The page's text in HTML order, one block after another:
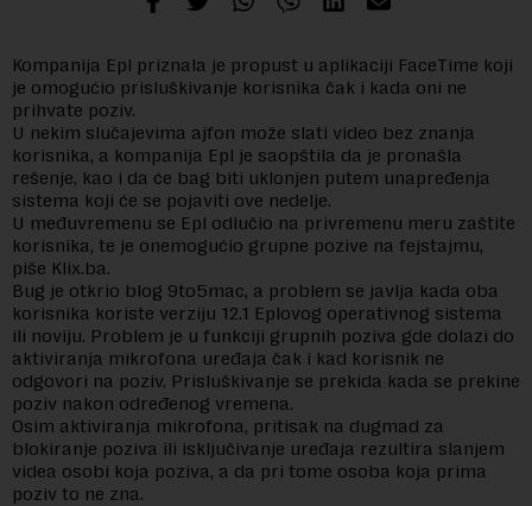
Kompanija Epl priznala je propust u aplikaciji FaceTime koji
je omogućio prisluškivanje korisnika čak i kada oni ne
prihvate poziv.
U nekim slučajevima ajfon može slati video bez znanja
korisnika, a kompanija Epl je saopštila da je pronašla
rešenje, kao i da će bag biti uklonjen putem unapređenja
sistema koji će se pojaviti ove nedelje.
U međuvremenu se Epl odlučio na privremenu meru zaštite
korisnika, te je onemogućio grupne pozive na fejstajmu,
piše Klix.ba.
Bug je otkrio blog 9to5mac, a problem se javlja kada oba
korisnika koriste verziju 12.1 Eplovog operativnog sistema
ili noviju. Problem je u funkciji grupnih poziva gde dolazi do
aktiviranja mikrofona uređaja čak i kad korisnik ne
odgovori na poziv. Prisluškivanje se prekida kada se prekine
poziv nakon određenog vremena.
Osim aktiviranja mikrofona, pritisak na dugmad za
blokiranje poziva ili isključivanje uređaja rezultira slanjem
videa osobi koja poziva, a da pri tome osoba koja prima
poziv to ne zna.